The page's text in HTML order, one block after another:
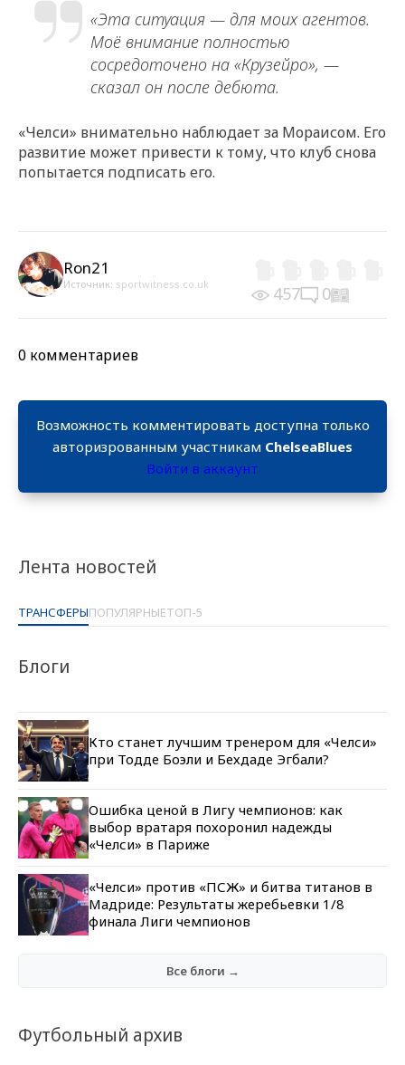
Лента новостей
ТРАНСФЕРЫПОПУЛЯРНЫЕТОП-5
Блоги
Кто станет лучшим тренером для «Челси»
при Тодде Боэли и Бехдаде Эгбали?
Ошибка ценой в Лигу чемпионов: как
выбор вратаря похоронил надежды
«Челси» в Париже
«Челси» против «ПСЖ» и битва титанов в
Мадриде: Результаты жеребьевки 1/8
финала Лиги чемпионов
Все блоги →
Футбольный архив
«Эта ситуация — для моих агентов.
Моё внимание полностью
сосредоточено на «Крузейро», —
сказал он после дебюта.
«Челси» внимательно наблюдает за Мораисом. Его
развитие может привести к тому, что клуб снова
попытается подписать его.
Ron21
Источник: sportwitness.co.uk 457 0
0 комментариев
Возможность комментировать доступна только
авторизрованным участникам ChelseaBlues
Войти в аккаунт